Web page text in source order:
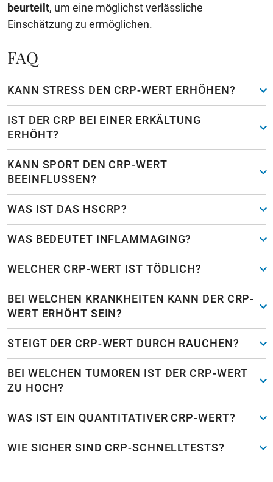
beurteilt, um eine möglichst verlässliche
Einschätzung zu ermöglichen.
FAQ
KANN STRESS DEN CRP-WERT ERHÖHEN?
IST DER CRP BEI EINER ERKÄLTUNG
ERHÖHT?
KANN SPORT DEN CRP-WERT
BEEINFLUSSEN?
WAS IST DAS HSCRP?
WAS BEDEUTET INFLAMMAGING?
WELCHER CRP-WERT IST TÖDLICH?
BEI WELCHEN KRANKHEITEN KANN DER CRP-
WERT ERHÖHT SEIN?
STEIGT DER CRP-WERT DURCH RAUCHEN?
BEI WELCHEN TUMOREN IST DER CRP-WERT
ZU HOCH?
WAS IST EIN QUANTITATIVER CRP-WERT?
WIE SICHER SIND CRP-SCHNELLTESTS?